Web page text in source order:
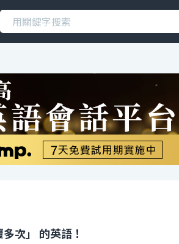
次」 的英語！